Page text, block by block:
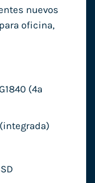
nuevos
oficina,
(4ª